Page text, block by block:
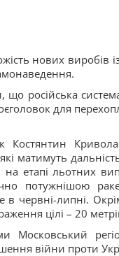
нових
російська
для
Костянтин
матимуть
етапі льотних
потужнішою
червні-липні.
цілі – 20
Московський
війни проти